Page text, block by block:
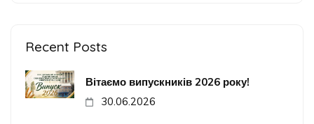
Recent Posts
Вітаємо випускників 2026 року!
30.06.2026